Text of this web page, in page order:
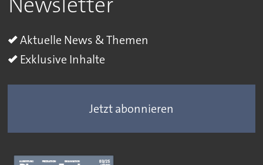
Aktuelle News & Themen
Exklusive Inhalte
Jetzt abonnieren